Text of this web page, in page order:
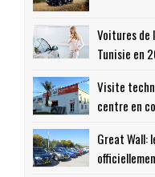
Voitures de
Tunisie en
Visite
centre en
Great Wall: